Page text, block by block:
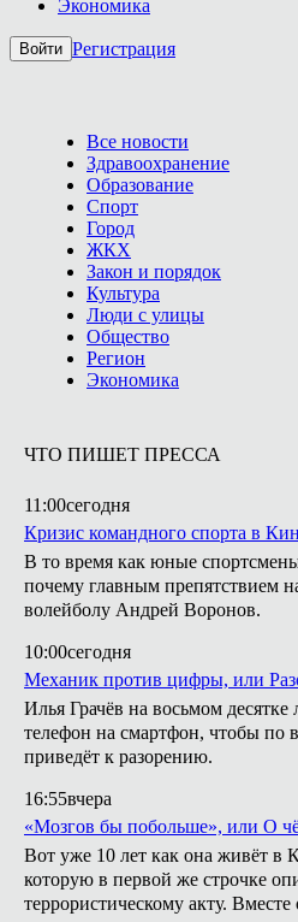
Экономика
Войти Регистрация
Все новости
Здравоохранение
Образование
Спорт
Город
ЖКХ
Закон и порядок
Культура
Люди с улицы
Общество
Регион
Экономика
ЧТО ПИШЕТ ПРЕССА
11:00сегодня
Кризис командного спорта в
В то время как юные
почему главным препятствием
волейболу Андрей Воронов.
10:00сегодня
Механик против цифры, или
Илья Грачёв на восьмом
телефон на смартфон, чтобы по
приведёт к разорению.
16:55вчера
«Мозгов бы побольше», или О
Вот уже 10 лет как она живёт в
которую в первой же строчке
террористическому акту.